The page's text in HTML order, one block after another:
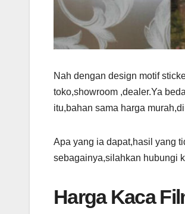
Nah dengan design motif
toko,showroom ,dealer.Ya
itu,bahan sama harga
Apa yang ia dapat,hasil yang
sebagainya,silahkan hubungi
Harga Kaca